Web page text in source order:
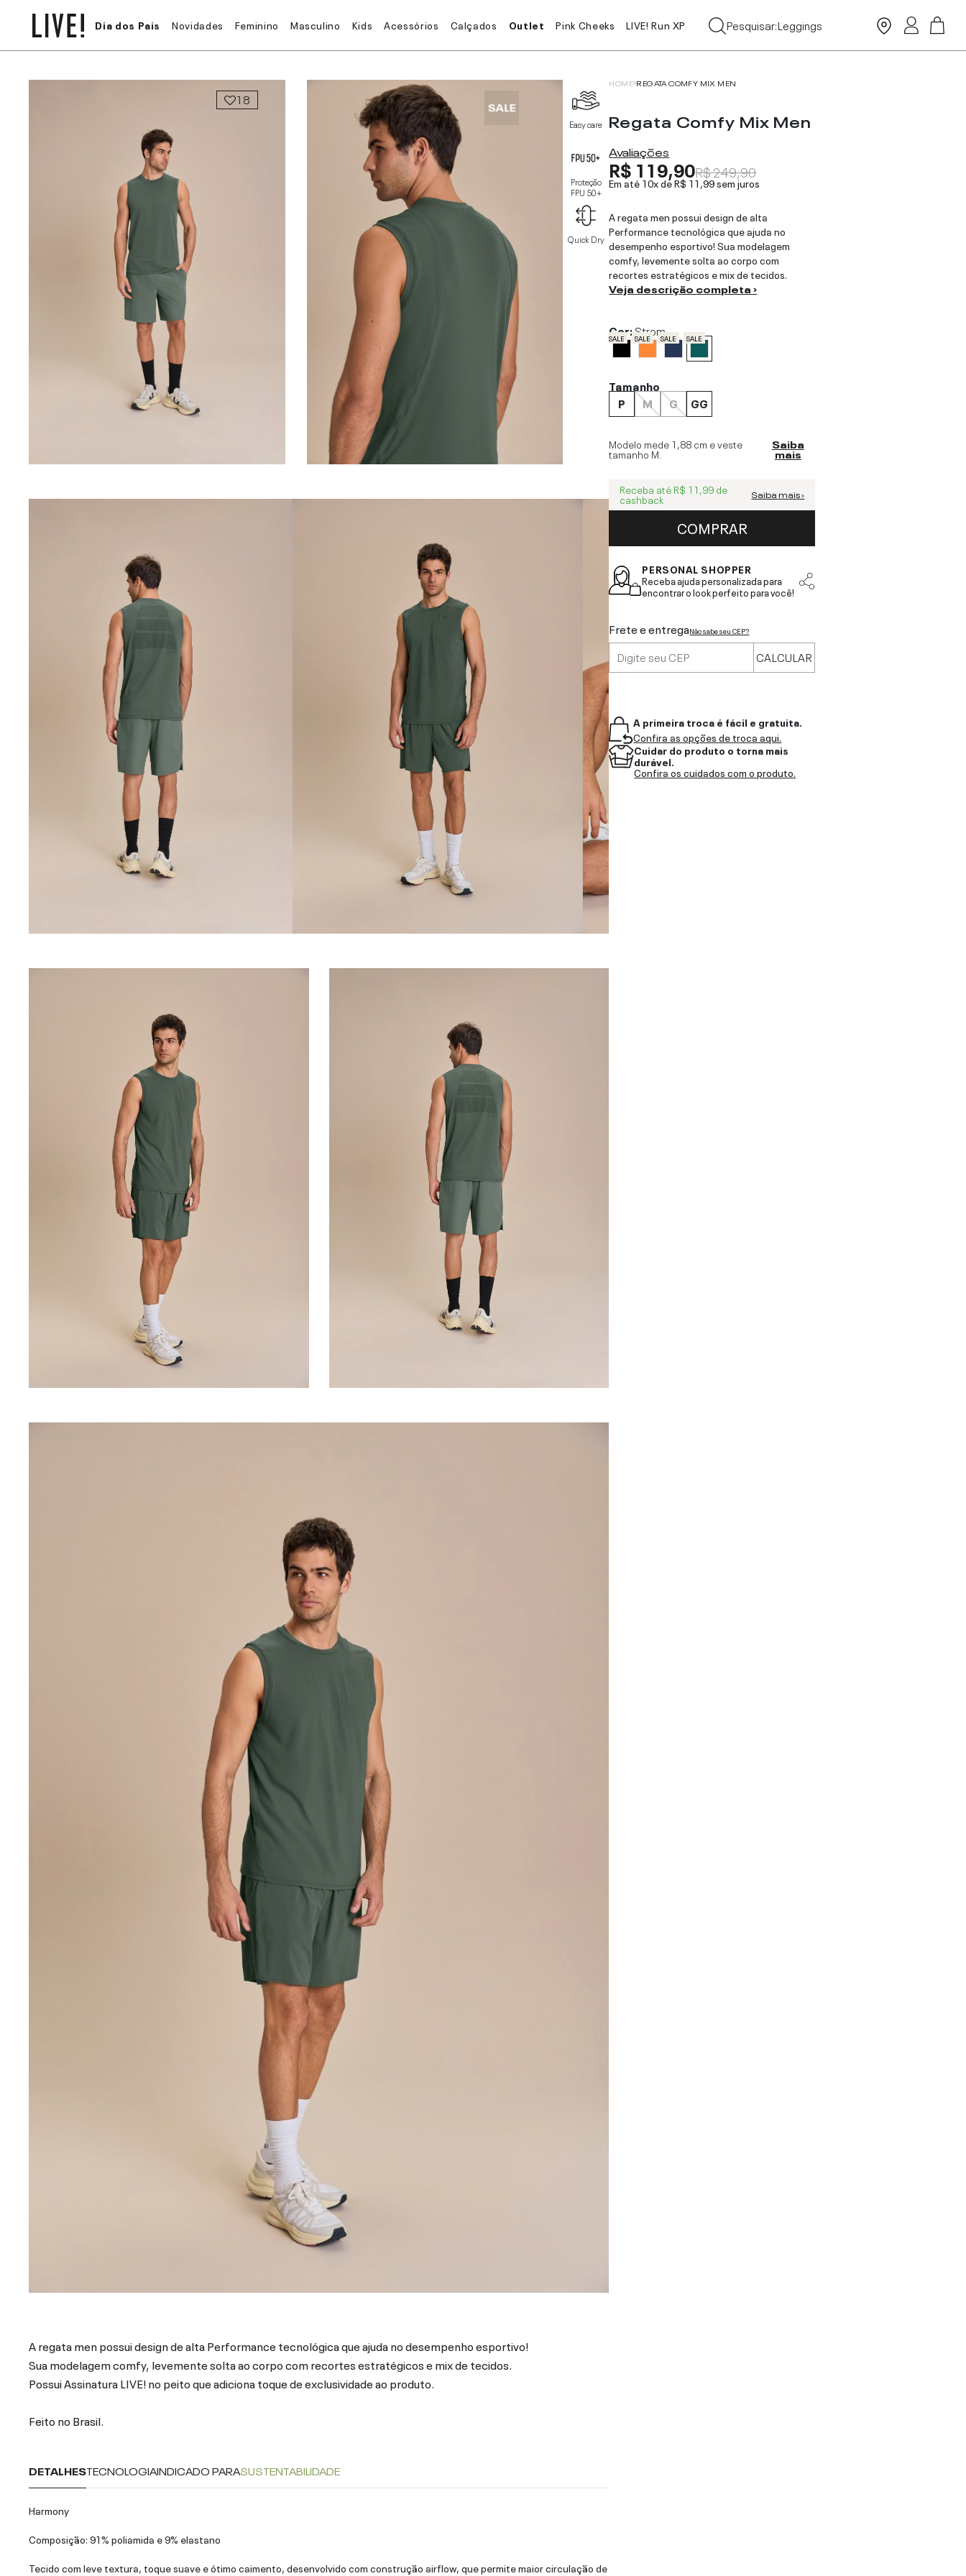
Dia dos Pais Novidades Feminino Masculino Kids Acessórios Calçados Outlet Pink Cheeks LIVE! Run XP Pesquisar:Moda Praia
18
Easy care
Proteção
FPU 50+
Quick Dry
A regata men possui design de alta Performance tecnológica que ajuda no desempenho esportivo!
Sua modelagem comfy, levemente solta ao corpo com recortes estratégicos e mix de tecidos.
Possui Assinatura LIVE! no peito que adiciona toque de exclusividade ao produto.
Feito no Brasil.
DETALHESTECNOLOGIAINDICADO PARASUSTENTABILIDADE
Harmony
Composição: 91% poliamida e 9% elastano
Tecido com leve textura, toque suave e ótimo caimento, desenvolvido com construção airflow, que permite maior circulação de
HOME REGATA COMFY MIX MEN
Regata Comfy Mix Men
Avaliações
R$ 119,90R$ 249,90
Em até 10x deR$ 11,99sem juros
A regata men possui design de alta
Performance tecnológica que ajuda no
desempenho esportivo! Sua modelagem
comfy, levemente solta ao corpo com
recortes estratégicos e mix de tecidos.
Veja descrição completa ›
Cor:Strom
SALE SALE SALE SALE
Tamanho
P
M G GG
Modelo mede 1,88 cm e veste
tamanho M
Saiba
mais
Receba até R$ 11,99 de
cashback Saiba mais ›
COMPRAR
PERSONAL SHOPPER
Receba ajuda personalizada para
encontrar o look perfeito para você!
Frete e entregaNão sabe seu CEP?
CALCULAR
A primeira troca é fácil e gratuita.
Confira as opções de troca aqui.
Cuidar do produto o torna mais
durável.
Confira os cuidados com o produto.